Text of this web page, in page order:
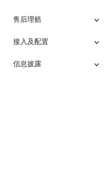
售后理赔
接入及配置
信息披露